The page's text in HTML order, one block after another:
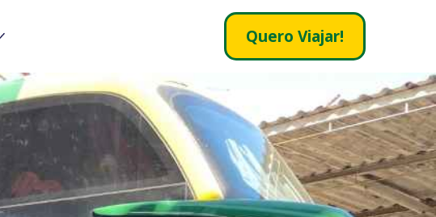
Quero Viajar!